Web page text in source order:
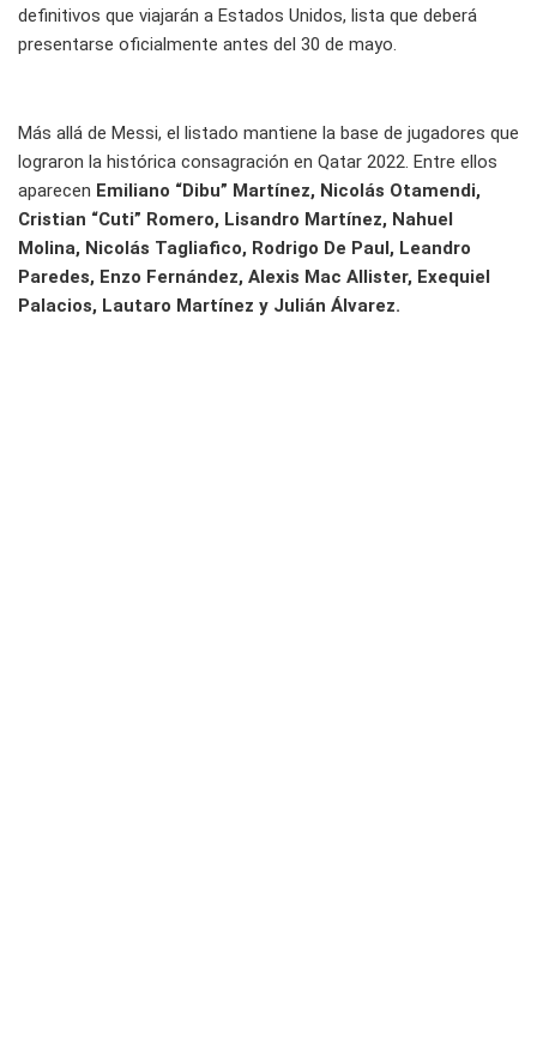
definitivos que viajarán a Estados Unidos, lista que deberá
presentarse oficialmente antes del 30 de mayo.
Más allá de Messi, el listado mantiene la base de jugadores que
lograron la histórica consagración en Qatar 2022. Entre ellos
aparecen Emiliano “Dibu” Martínez, Nicolás Otamendi,
Cristian “Cuti” Romero, Lisandro Martínez, Nahuel
Molina, Nicolás Tagliafico, Rodrigo De Paul, Leandro
Paredes, Enzo Fernández, Alexis Mac Allister, Exequiel
Palacios, Lautaro Martínez y Julián Álvarez.